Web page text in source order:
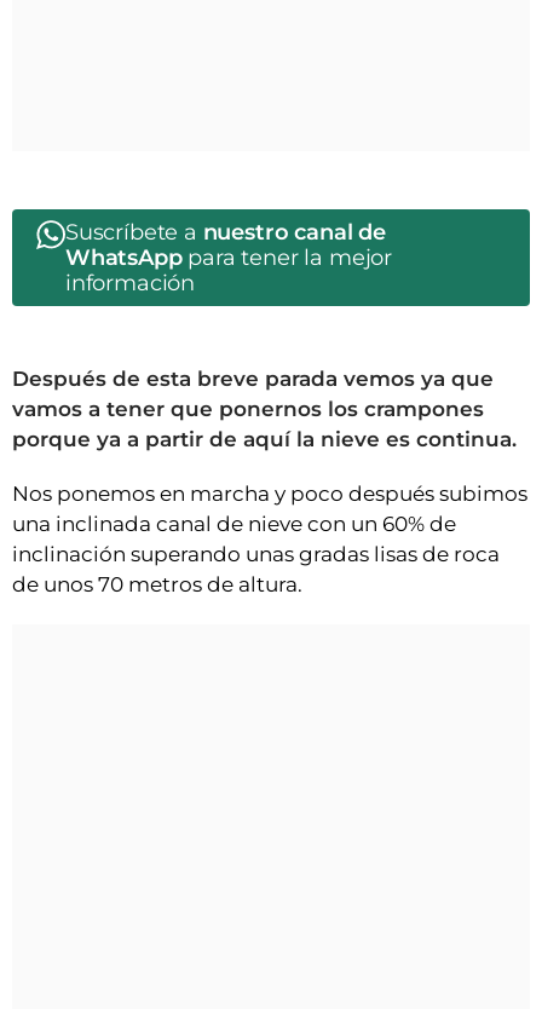
Suscríbete a nuestro canal de
WhatsApppara tener la mejor
información
Después de esta breve parada vemos ya que
vamos a tener que ponernos los crampones
porque ya a partir de aquí la nieve es continua.
Nos ponemos en marcha y poco después subimos
una inclinada canal de nieve con un 60% de
inclinación superando unas gradas lisas de roca
de unos 70 metros de altura.